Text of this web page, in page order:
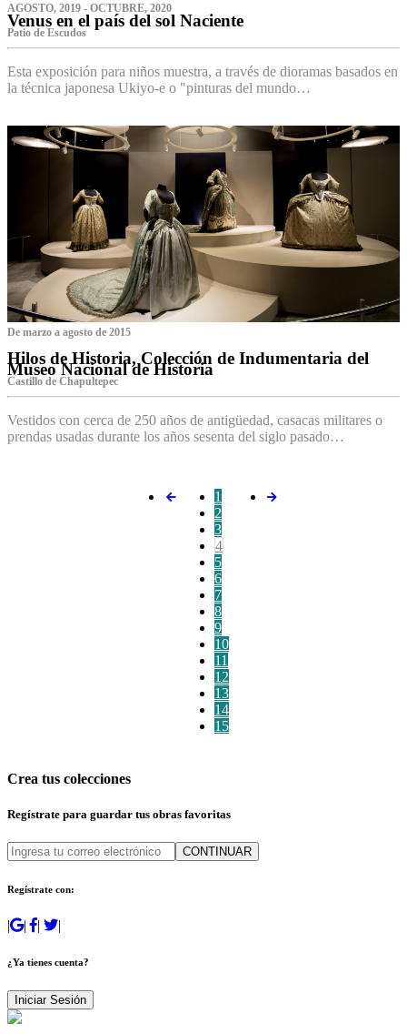
AGOSTO, 2019 - OCTUBRE, 2020
Venus en el país del sol Naciente
P‌atio de Escudos
Esta exposición para niños muestra, a través de dioramas basados en
la técnica japonesa Ukiyo-e o "pinturas del mundo…
De marzo a agosto de 2015
Hilos de Historia, Colección de Indumentaria del
Museo Nacional de Historia
Castillo de Chapultepec
Vestidos con cerca de 250 años de antigüedad, casacas militares o
prendas usadas durante los años sesenta del siglo pasado…
1
2
3
4
5
6
7
8
9
10
11
12
13
14
15
Crea tus colecciones
Regístrate para guardar tus obras favoritas
CONTINUAR
Regístrate con:
| | | |
¿Ya tienes cuenta?
Iniciar Sesión